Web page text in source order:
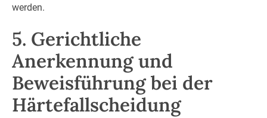
werden.
5. Gerichtliche
Anerkennung und
Beweisführung bei der
Härtefallscheidung